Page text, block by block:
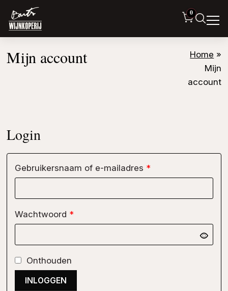
0
Mijn account Home »
Mijn
account
Login
Gebruikersnaam of e-mailadres *Vereist
Wachtwoord *Vereist
Onthouden
INLOGGEN